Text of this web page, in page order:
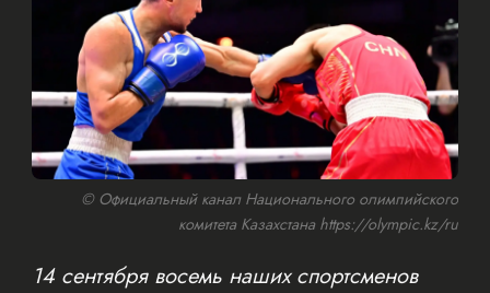
© Официальный канал Национального олимпийского
комитета Казахстана https://olympic.kz/ru
14 сентября восемь наших спортсменов